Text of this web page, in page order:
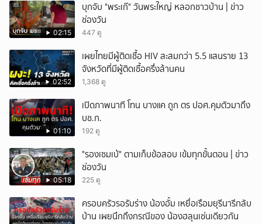
02:15
บุกจับ "พระเก๊" วันพระใหญ่ หลอกชาวบ้าน | ข่าว
ช่องวัน
447 ดู
02:52
เผยไทยมีผู้ติดเชื้อ HIV สะสมกว่า 5.5 แสนราย 13
จังหวัดที่มีผู้ติดเชื้อครึ่งล้านคน
1,368 ดู
01:10
เปิดภาพนาที โทน บางแค ถูก ตร ปอศ.คุมตัวมาถึง
บช.ก.
192 ดู
05:18
"รองเซมเบ้" ตามเก็บข้อสอบ เข้มทุกขั้นตอน | ข่าว
ช่องวัน
225 ดู
ครอบครัวรอรับร่าง น้องอั้ม เหยื่อเรือมยุรีนารีกลับ
บ้าน เผยนึกถึงกรณีของ น้องฮลุนเช่นเดียวกัน